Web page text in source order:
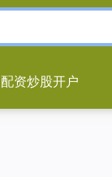
配资炒股开户